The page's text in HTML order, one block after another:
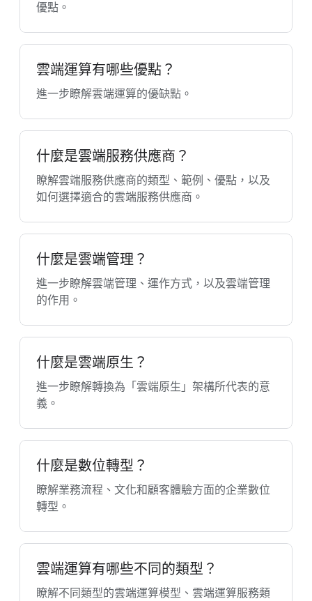
優點。
雲端運算有哪些優點？
進一步瞭解雲端運算的優缺點。
什麼是雲端服務供應商？
瞭解雲端服務供應商的類型、範例、優點，以及
如何選擇適合的雲端服務供應商。
什麼是雲端管理？
進一步瞭解雲端管理、運作方式，以及雲端管理
的作用。
什麼是雲端原生？
進一步瞭解轉換為「雲端原生」架構所代表的意
義。
什麼是數位轉型？
瞭解業務流程、文化和顧客體驗方面的企業數位
轉型。
雲端運算有哪些不同的類型？
瞭解不同類型的雲端運算模型、雲端運算服務類